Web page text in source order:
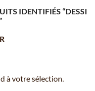
IDENTIFIÉS “DESSI
à votre sélection.